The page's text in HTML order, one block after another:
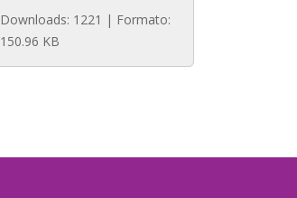
Downloads: 1221 | Formato:
150.96 KB